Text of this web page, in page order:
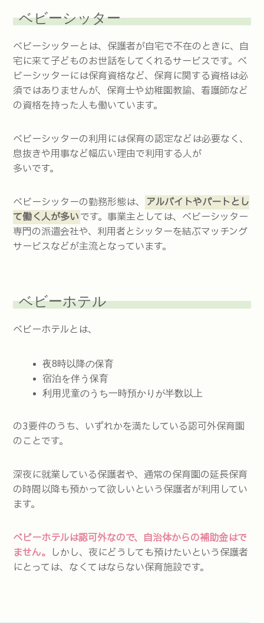
ベビーシッター
ベビーシッターとは、保護者が自宅で不在のときに、自
宅に来て子どものお世話をしてくれるサービスです。ベ
ビーシッターには保育資格など、保育に関する資格は必
須ではありませんが、保育士や幼稚園教諭、看護師など
の資格を持った人も働いています。
ベビーシッターの利用には保育の認定などは必要なく、
息抜きや用事など幅広い理由で利用する人が
多いです。
ベビーシッターの勤務形態は、 アルバイトやパートとし
て働く人が多いです。事業主としては、ベビーシッター
専門の派遣会社や、利用者とシッターを結ぶマッチング
サービスなどが主流となっています。
ベビーホテル
ベビーホテルとは、
夜8時以降の保育
宿泊を伴う保育
利用児童のうち一時預かりが半数以上
の3要件のうち、いずれかを満たしている認可外保育園
のことです。
深夜に就業している保護者や、通常の保育園の延長保育
の時間以降も預かって欲しいという保護者が利用してい
ます。
ベビーホテルは認可外なので、自治体からの補助金はで
ません。 しかし、夜にどうしても預けたいという保護者
にとっては、なくてはならない保育施設です。